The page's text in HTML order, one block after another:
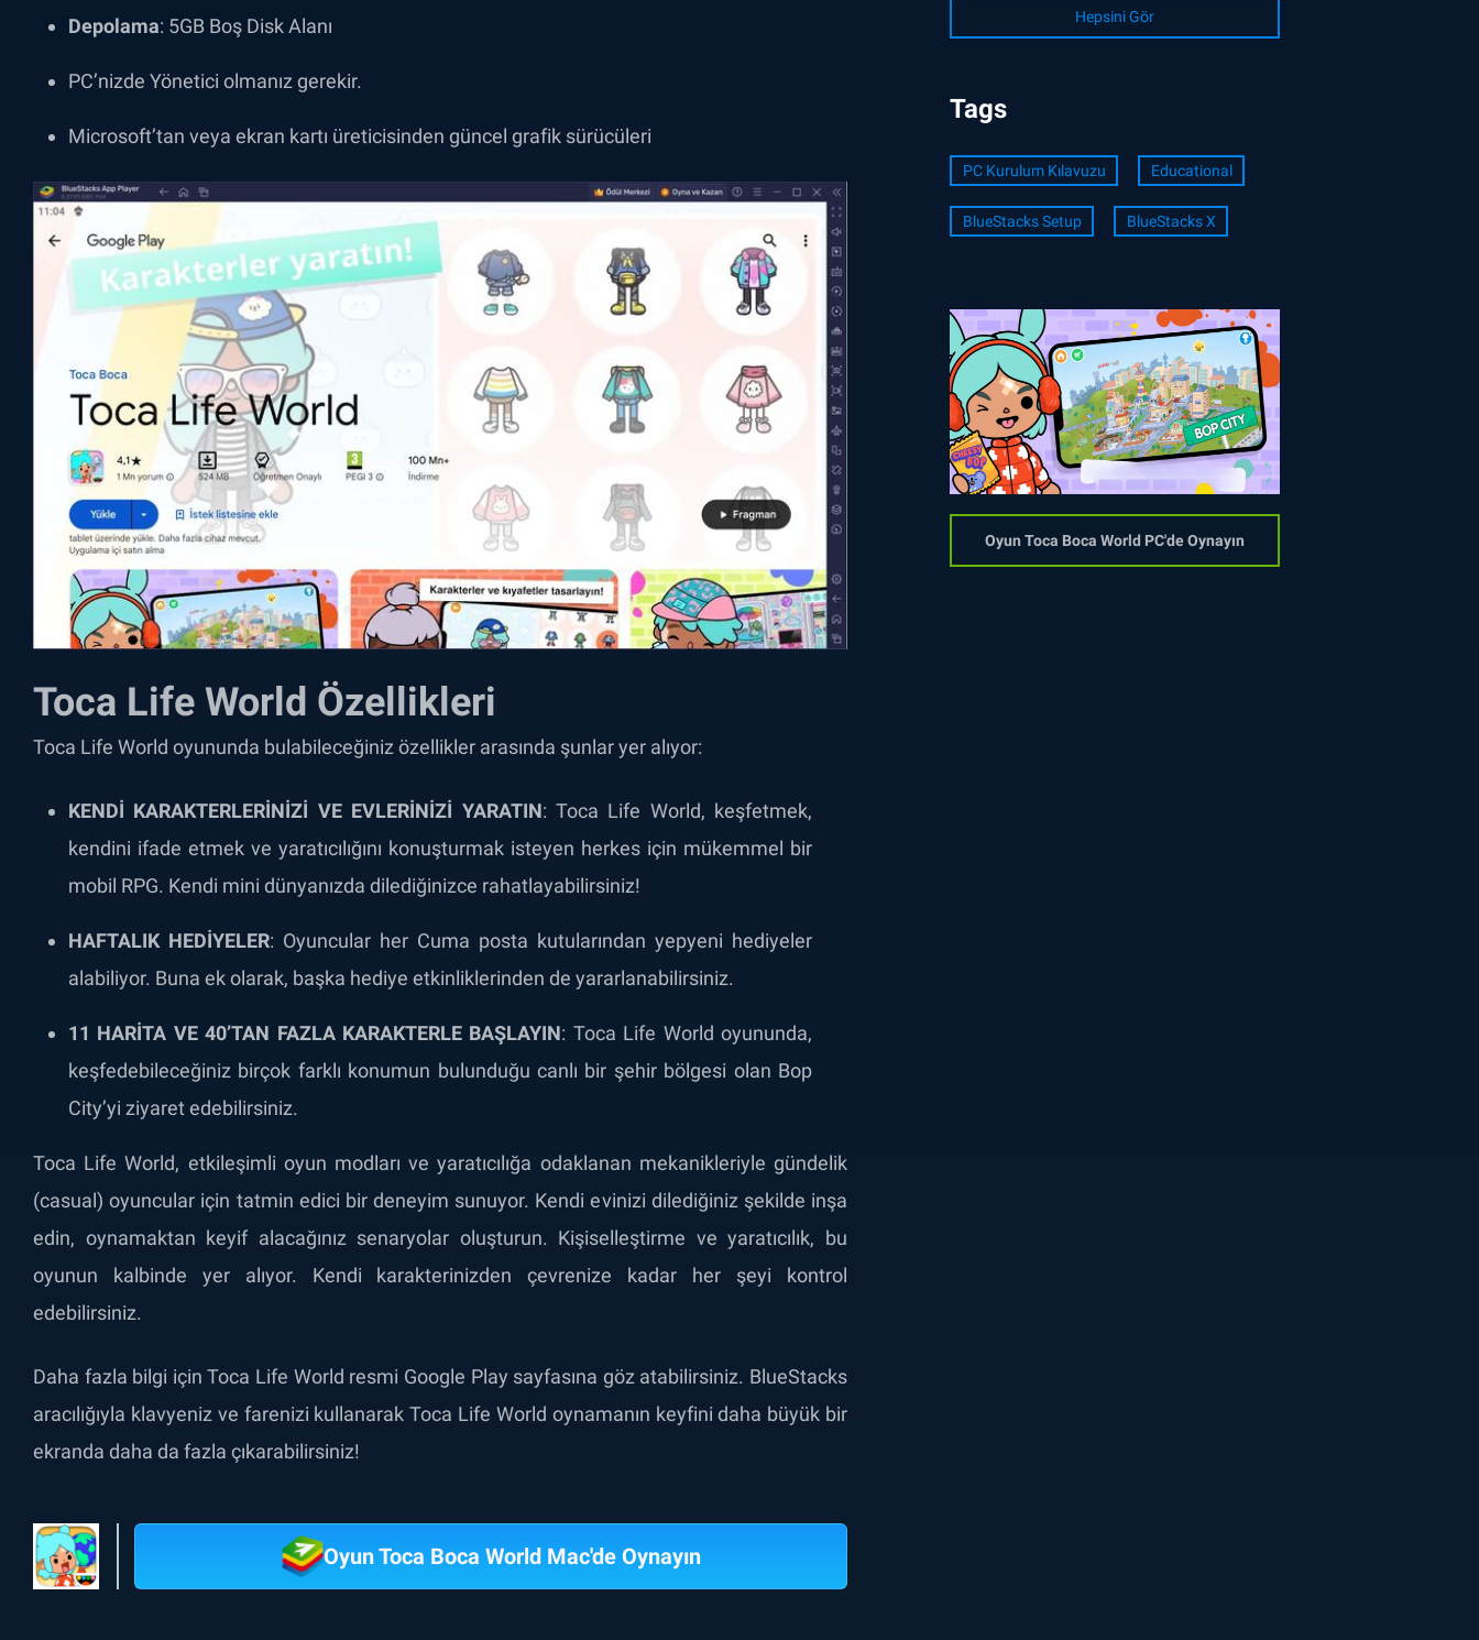
Depolama: 5GB Boş Disk Alanı
PC’nizde Yönetici olmanız gerekir.
Microsoft’tan veya ekran kartı üreticisinden güncel grafik sürücüleri
Toca Life World Özellikleri
Toca Life World oyununda bulabileceğiniz özellikler arasında şunlar yer alıyor:
KENDİ KARAKTERLERİNİZİ VE EVLERİNİZİ YARATIN: Toca Life World, keşfetmek,
kendini ifade etmek ve yaratıcılığını konuşturmak isteyen herkes için mükemmel bir
mobil RPG. Kendi mini dünyanızda dilediğinizce rahatlayabilirsiniz!
HAFTALIK HEDİYELER: Oyuncular her Cuma posta kutularından yepyeni hediyeler
alabiliyor. Buna ek olarak, başka hediye etkinliklerinden de yararlanabilirsiniz.
11 HARİTA VE 40’TAN FAZLA KARAKTERLE BAŞLAYIN: Toca Life World oyununda,
keşfedebileceğiniz birçok farklı konumun bulunduğu canlı bir şehir bölgesi olan Bop
City’yi ziyaret edebilirsiniz.
Toca Life World, etkileşimli oyun modları ve yaratıcılığa odaklanan mekanikleriyle gündelik
(casual) oyuncular için tatmin edici bir deneyim sunuyor. Kendi evinizi dilediğiniz şekilde inşa
edin, oynamaktan keyif alacağınız senaryolar oluşturun. Kişiselleştirme ve yaratıcılık, bu
oyunun kalbinde yer alıyor. Kendi karakterinizden çevrenize kadar her şeyi kontrol
edebilirsiniz.
Daha fazla bilgi için Toca Life World resmi Google Play sayfasına göz atabilirsiniz. BlueStacks
aracılığıyla klavyeniz ve farenizi kullanarak Toca Life World oynamanın keyfini daha büyük bir
ekranda daha da fazla çıkarabilirsiniz!
Oyun Toca Boca World Mac'de Oynayın
Hepsini Gör
Tags
PC Kurulum Kılavuzu Educational
BlueStacks Setup BlueStacks X
Oyun Toca Boca World PC'de Oynayın